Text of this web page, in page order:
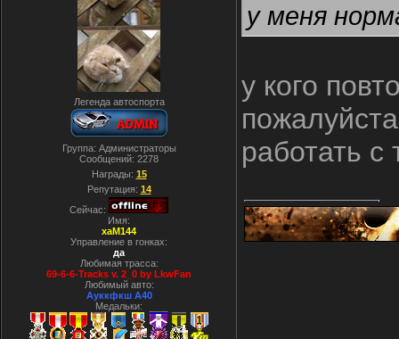
Легенда автоспорта
Группа: Администраторы
Сообщений: 2278
Награды: 15
Репутация: 14
Сейчас:
Имя:
xaM144
Управление в гонках:
да
Любимая трасса:
69-6-6-Tracks v. 2_0 by LkwFan
Любимый авто:
Ауккфкш А40
Медальки:
у меня
у кого
работать